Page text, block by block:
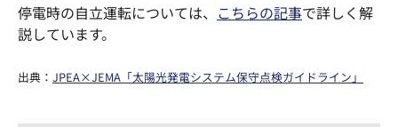
停電時の自立運転については、 こちらの記事で詳しく解
説しています。
出典： JPEA×JEMA「太陽光発電システム保守点検ガイドライン」